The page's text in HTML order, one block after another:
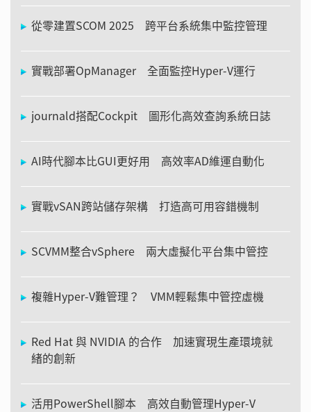
從零建置SCOM 2025 跨平台系統集中監控管理
實戰部署OpManager 全面監控Hyper-V運行
journald搭配Cockpit 圖形化高效查詢系統日誌
AI時代腳本比GUI更好用 高效率AD維運自動化
實戰vSAN跨站儲存架構 打造高可用容錯機制
SCVMM整合vSphere 兩大虛擬化平台集中管控
複雜Hyper-V難管理？ VMM輕鬆集中管控虛機
Red Hat 與 NVIDIA 的合作 加速實現生產環境就
緒的創新
活用PowerShell腳本 高效自動管理Hyper-V